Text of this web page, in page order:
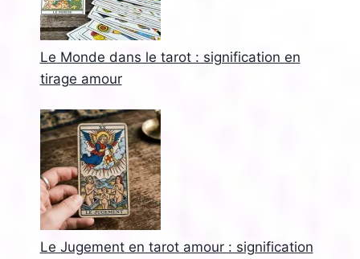
Le Monde dans le tarot : signification en
tirage amour
Le Jugement en tarot amour : signification